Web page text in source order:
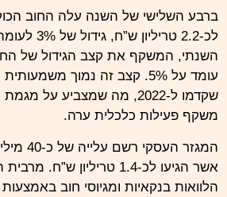
ברבע השלישי של השנה עלה החוב
לכ-2.2
השנתי, המשקף את קצב הגידול של
עומד על 5%. קצב זה נמוך
שקדמו ל-2022, מה שמצביע על
משקף פעילות כלכלית ערה.
המגזר
אשר הגיעו לכ-1.4 טריליון
הלוואות בנקאיות ומגיוסי חוב